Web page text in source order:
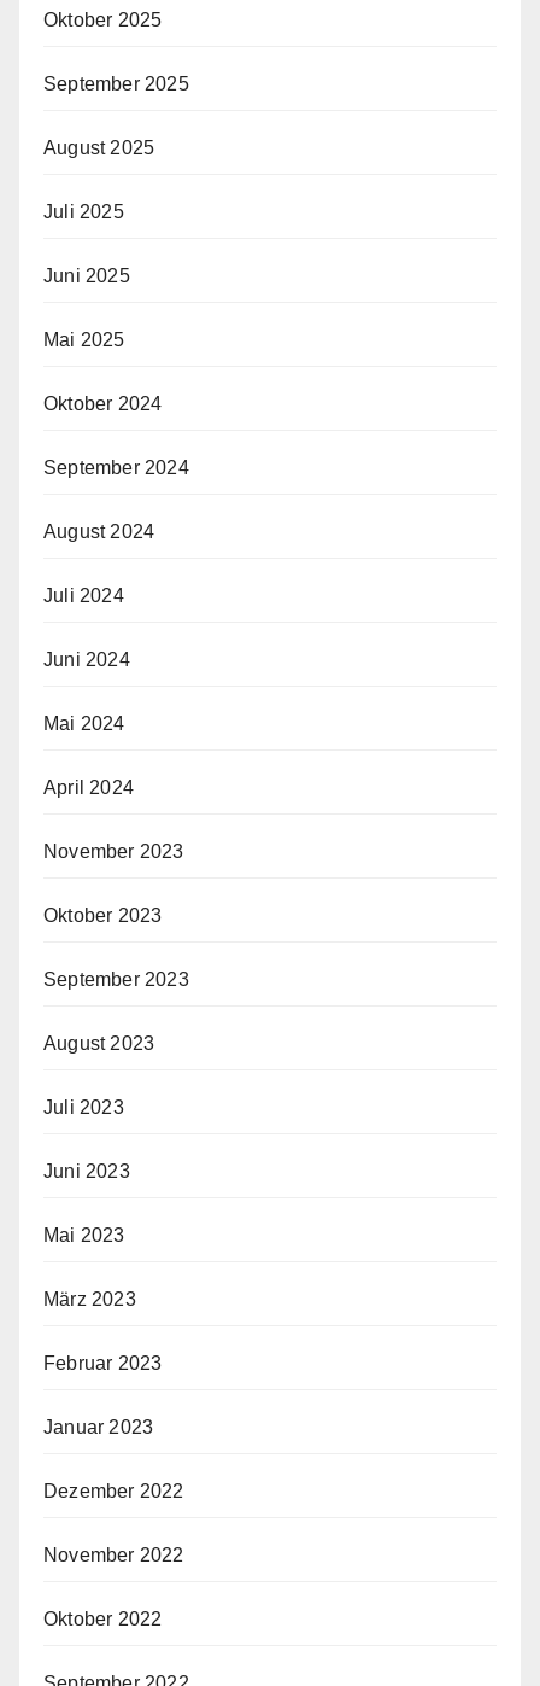
Oktober 2025
September 2025
August 2025
Juli 2025
Juni 2025
Mai 2025
Oktober 2024
September 2024
August 2024
Juli 2024
Juni 2024
Mai 2024
April 2024
November 2023
Oktober 2023
September 2023
August 2023
Juli 2023
Juni 2023
Mai 2023
März 2023
Februar 2023
Januar 2023
Dezember 2022
November 2022
Oktober 2022